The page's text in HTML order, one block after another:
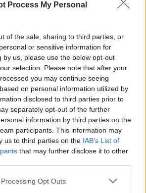
Process My Personal
of the sale, sharing to third parties, or
or sensitive information for
by us, please use the below opt-out
selection. Please note that after your
you may continue seeing
on personal information utilized by
disclosed to third parties prior to
separately opt-out of the further
information by third parties on the
participants. This information may
us to third parties on the IAB’s List of
that may further disclose it to other
Opt Outs
ЗОШТО ВО МЕКСИКО ГИ УБИВААТ
емитуваат во живо
Нов пресврт во случајот
„Епстајн“: Лондон под сè
поголем притисок
ВО ПОСЛЕДНИ 7 ДЕНА
Ахмети кажа што го мачи:
СЛУШАМ, САКААТ ДА СЕ СУДИ
УЧК...